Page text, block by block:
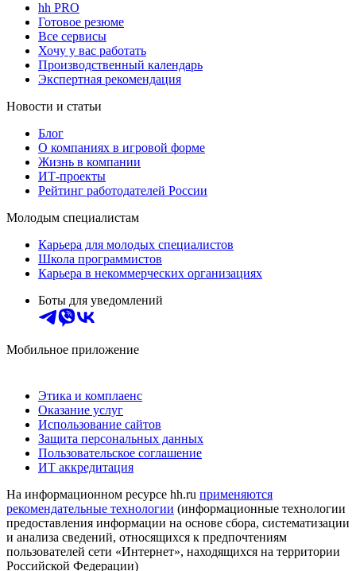
hh PRO
Готовое резюме
Все сервисы
Хочу у вас работать
Производственный календарь
Экспертная рекомендация
Новости и статьи
Блог
О компаниях в игровой форме
Жизнь в компании
ИТ-проекты
Рейтинг работодателей России
Молодым специалистам
Карьера для молодых специалистов
Школа программистов
Карьера в некоммерческих организациях
Боты для уведомлений
Мобильное приложение
Этика и комплаенс
Оказание услуг
Использование сайтов
Защита персональных данных
Пользовательское соглашение
ИТ аккредитация
На информационном ресурсе hh.ru применяются
рекомендательные технологии (информационные технологии
предоставления информации на основе сбора, систематизации
и анализа сведений, относящихся к предпочтениям
пользователей сети «Интернет», находящихся на территории
Российской Федерации)